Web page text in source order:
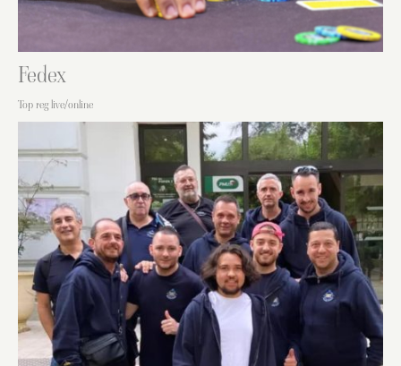
Fedex
Top reg live/online